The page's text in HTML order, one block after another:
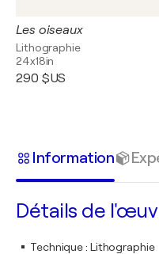
Les oiseaux
Lithographie
24x18in
290 $US
Information
Détails de
Technique: Lithographie